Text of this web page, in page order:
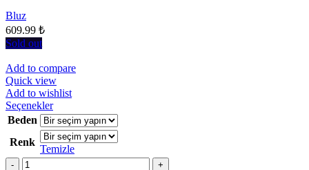
Bluz
609.99 ₺
Sold out
Add to compare
Quick view
Add to wishlist
SeçeneklerBu
ürünün
birden
fazla
varyasyonu
Beden
Renk
Temizle
Miktar